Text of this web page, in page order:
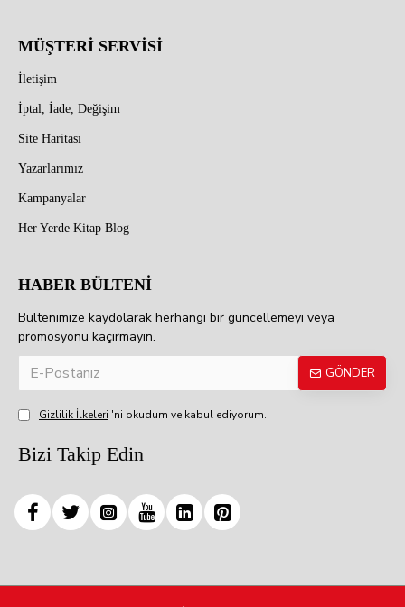
MÜŞTERİ SERVİSİ
İletişim
İptal, İade, Değişim
Site Haritası
Yazarlarımız
Kampanyalar
Her Yerde Kitap Blog
HABER BÜLTENİ
Bültenimize kaydolarak herhangi bir güncellemeyi veya
promosyonu kaçırmayın.
GÖNDER
Gizlilik İlkeleri 'ni okudum ve kabul ediyorum.
Bizi Takip Edin